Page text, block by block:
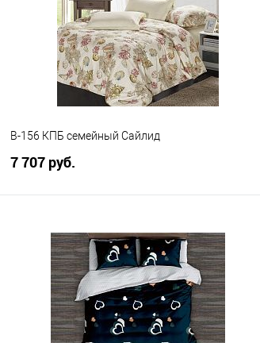
B-156 КПБ семейный Сайлид
7 707 руб.
Купить в 1 клик
Сравнение
В избранное
В наличии